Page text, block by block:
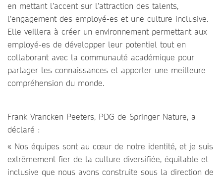
en mettant l’accent sur l’attraction des talents,
l’engagement des employé-es et une culture inclusive.
Elle veillera à créer un environnement permettant aux
employé-es de développer leur potentiel tout en
collaborant avec la communauté académique pour
partager les connaissances et apporter une meilleure
compréhension du monde.
Frank Vrancken Peeters, PDG de Springer Nature, a
déclaré :
« Nos équipes sont au cœur de notre identité, et je suis
extrêmement fier de la culture diversifiée, équitable et
inclusive que nous avons construite sous la direction de